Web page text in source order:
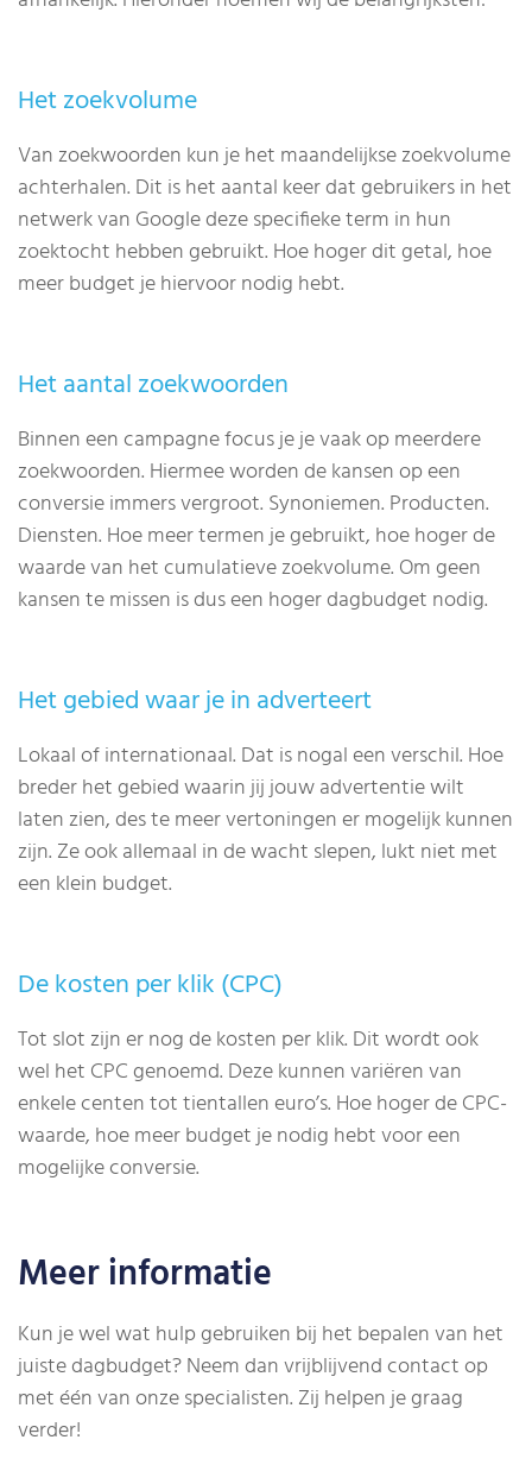
Het zoekvolume
Van zoekwoorden kun je het maandelijkse zoekvolume
achterhalen. Dit is het aantal keer dat gebruikers in het
netwerk van Google deze specifieke term in hun
zoektocht hebben gebruikt. Hoe hoger dit getal, hoe
meer budget je hiervoor nodig hebt.
Het aantal zoekwoorden
Binnen een campagne focus je je vaak op meerdere
zoekwoorden. Hiermee worden de kansen op een
conversie immers vergroot. Synoniemen. Producten.
Diensten. Hoe meer termen je gebruikt, hoe hoger de
waarde van het cumulatieve zoekvolume. Om geen
kansen te missen is dus een hoger dagbudget nodig.
Het gebied waar je in adverteert
Lokaal of internationaal. Dat is nogal een verschil. Hoe
breder het gebied waarin jij jouw advertentie wilt
laten zien, des te meer vertoningen er mogelijk kunnen
zijn. Ze ook allemaal in de wacht slepen, lukt niet met
een klein budget.
De kosten per klik (CPC)
Tot slot zijn er nog de kosten per klik. Dit wordt ook
wel het CPC genoemd. Deze kunnen variëren van
enkele centen tot tientallen euro’s. Hoe hoger de CPC-
waarde, hoe meer budget je nodig hebt voor een
mogelijke conversie.
Meer informatie
Kun je wel wat hulp gebruiken bij het bepalen van het
juiste dagbudget? Neem dan vrijblijvend contact op
met één van onze specialisten. Zij helpen je graag
verder!